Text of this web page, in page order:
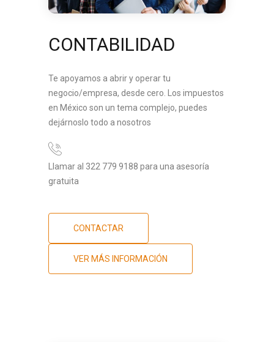
CONTABILIDAD
Te apoyamos a abrir y operar tu
negocio/empresa, desde cero. Los impuestos
en México son un tema complejo, puedes
dejárnoslo todo a nosotros
Llamar al 322 779 9188 para una asesoría
gratuita
CONTACTAR
VER MÁS INFORMACIÓN